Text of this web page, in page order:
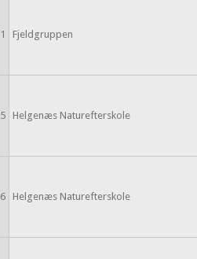
Fjeldgruppen
Helgenæs Naturefterskole
Helgenæs Naturefterskole